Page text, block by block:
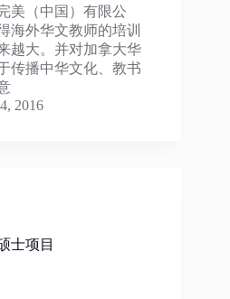
美（中国）有限公
海外华文教师的培训
越大。并对加拿大华
传播中华文化、教书
2016
士项目